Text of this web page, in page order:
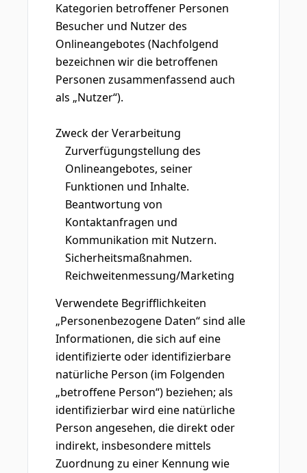
Kategorien betroffener Personen
Besucher und Nutzer des
Onlineangebotes (Nachfolgend
bezeichnen wir die betroffenen
Personen zusammenfassend auch
als „Nutzer“).
Zweck der Verarbeitung
Zurverfügungstellung des
Onlineangebotes, seiner
Funktionen und Inhalte.
Beantwortung von
Kontaktanfragen und
Kommunikation mit Nutzern.
Sicherheitsmaßnahmen.
Reichweitenmessung/Marketing
Verwendete Begrifflichkeiten
„Personenbezogene Daten“ sind alle
Informationen, die sich auf eine
identifizierte oder identifizierbare
natürliche Person (im Folgenden
„betroffene Person“) beziehen; als
identifizierbar wird eine natürliche
Person angesehen, die direkt oder
indirekt, insbesondere mittels
Zuordnung zu einer Kennung wie